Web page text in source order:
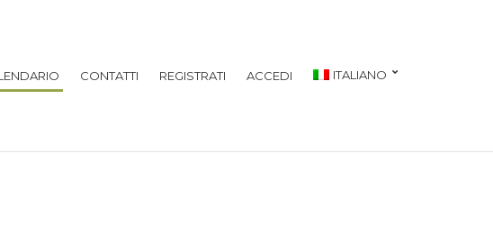
CONTATTI REGISTRATI ACCEDI ITALIANO